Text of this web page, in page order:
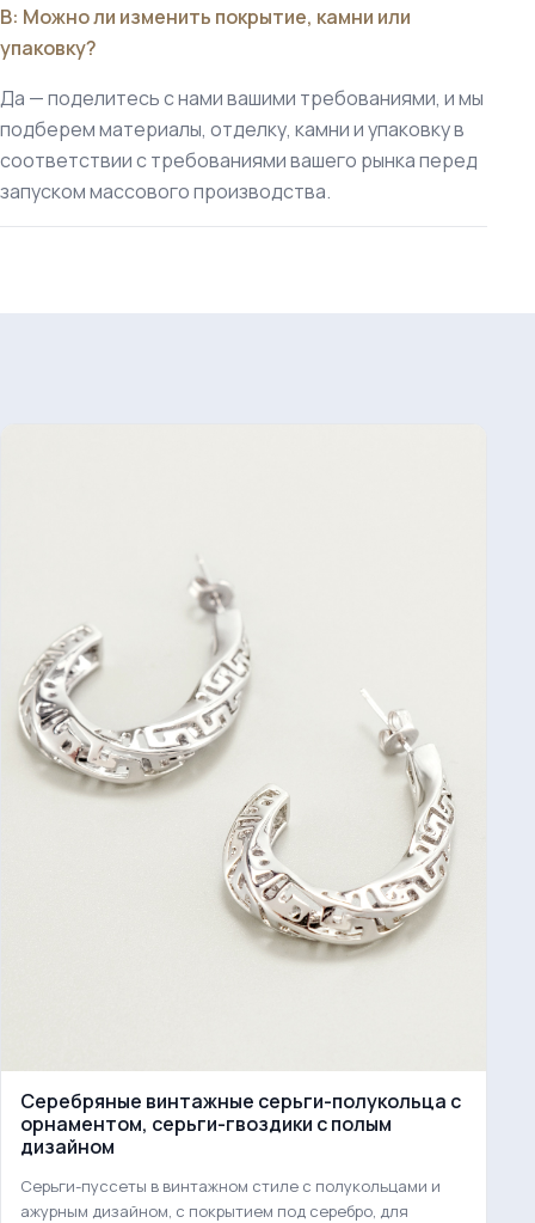
В: Можно ли изменить покрытие, камни или
упаковку?
Да — поделитесь с нами вашими требованиями, и мы
подберем материалы, отделку, камни и упаковку в
соответствии с требованиями вашего рынка перед
запуском массового производства.
Серебряные винтажные серьги-полукольца с
орнаментом, серьги-гвоздики с полым
дизайном
Серьги-пуссеты в винтажном стиле с полукольцами и
ажурным дизайном, с покрытием под серебро, для